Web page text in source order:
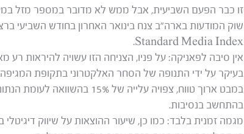
זו כבר הפעם השביעית, אבל ממש לא מדובר במספר מזל
Standard Media Index.
בעיקר על ידי התנופה של הסחר האלקטרוני בתקופת
במבט ארוך טווח, צפויה
בהתחשב בנסיבות.